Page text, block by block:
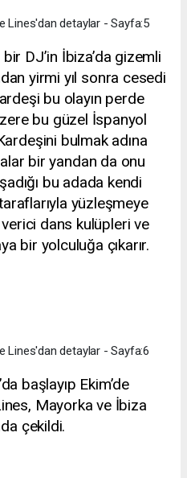
DJ’in İbiza’da gizemli
yirmi yıl sonra cesedi
bu olayın perde
bu güzel İspanyol
bulmak adına
bir yandan da onu
bu adada kendi
yüzleşmeye
dans kulüpleri ve
bir yolculuğa çıkarır.
başlayıp Ekim’de
Mayorka ve İbiza
çekildi.